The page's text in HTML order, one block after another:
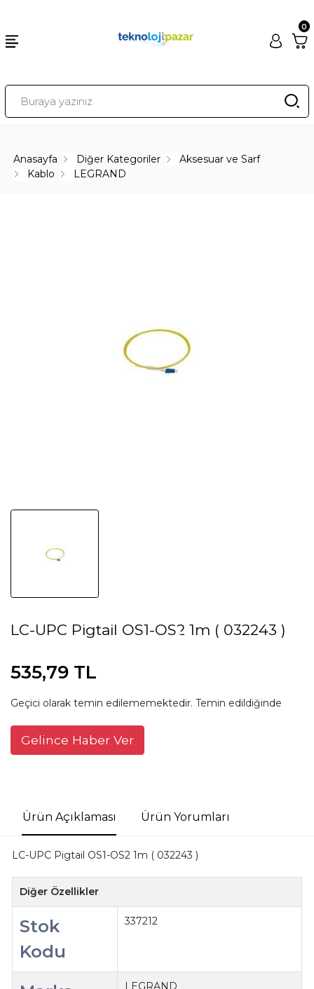
0
Anasayfa Diğer Kategoriler
Aksesuar ve Sarf
Kablo
LEGRAND
LC-UPC Pigtail OS1-OS2 1m ( 032243 )
535,79 TL
Geçici olarak temin edilememektedir. Temin edildiğinde
Gelince Haber Ver
Ürün Açıklaması Ürün Yorumları
LC-UPC Pigtail OS1-OS2 1m ( 032243 )
Diğer Özellikler
Stok
Kodu
337212
LEGRAND